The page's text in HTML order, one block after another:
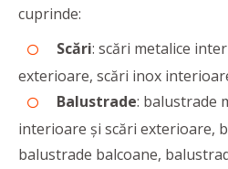
cuprinde:
Scări: scări metalice
exterioare, scări inox
Balustrade: balustrade
interioare și scări exterioare,
balustrade balcoane,